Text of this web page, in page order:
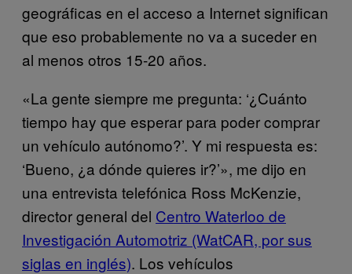
geográficas en el acceso a Internet significan
que eso probablemente no va a suceder en
al menos otros 15-20 años.
«La gente siempre me pregunta: ‘¿Cuánto
tiempo hay que esperar para poder comprar
un vehículo autónomo?’. Y mi respuesta es:
‘Bueno, ¿a dónde quieres ir?’», me dijo en
una entrevista telefónica Ross McKenzie,
director general del Centro Waterloo de
Investigación Automotriz (WatCAR, por sus
siglas en inglés). Los vehículos